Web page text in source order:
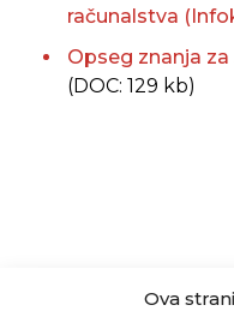
Ova
računalstva
Opseg znanja
(DOC: 129 kb)